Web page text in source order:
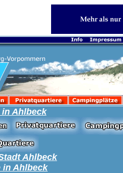
Ahlbeck
Ahlbeck
in Ahlbeck